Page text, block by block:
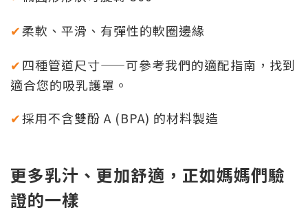
✔ 柔軟、平滑、有彈性的軟圈邊緣
✔ 四種管道尺寸——可參考我們的適配指南，找到
適合您的吸乳護罩。
✔ 採用不含雙酚 A (BPA) 的材料製造
更多乳汁、更加舒適，正如媽媽們驗
證的一樣